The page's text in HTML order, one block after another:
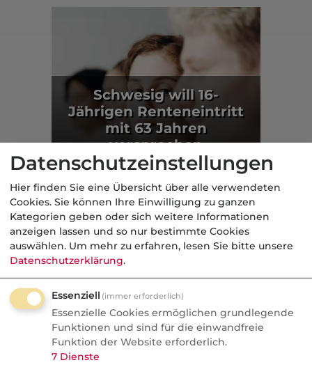
Schwesig will 16-
Jährigen Renteneintritt
mit 63 Jahren
versprechen
Politik
Aus der dvb-Redaktion
geförderte AV
Nachrichten
Altersvorsorge-Reform:
Versicherer bereiten sich auf
Verdrängungswettbewerb vor
Datenschutzeinstellungen
Hier finden Sie eine Übersicht über alle verwendeten
Cookies. Sie können Ihre Einwilligung zu ganzen
Kategorien geben oder sich weitere Informationen
anzeigen lassen und so nur bestimmte Cookies
auswählen. Um mehr zu erfahren, lesen Sie bitte unsere
Datenschutzerklärung.
Essenziell (immer erforderlich)
Essenzielle Cookies ermöglichen grundlegende
Funktionen und sind für die einwandfreie
Funktion der Website erforderlich.
7 Dienste